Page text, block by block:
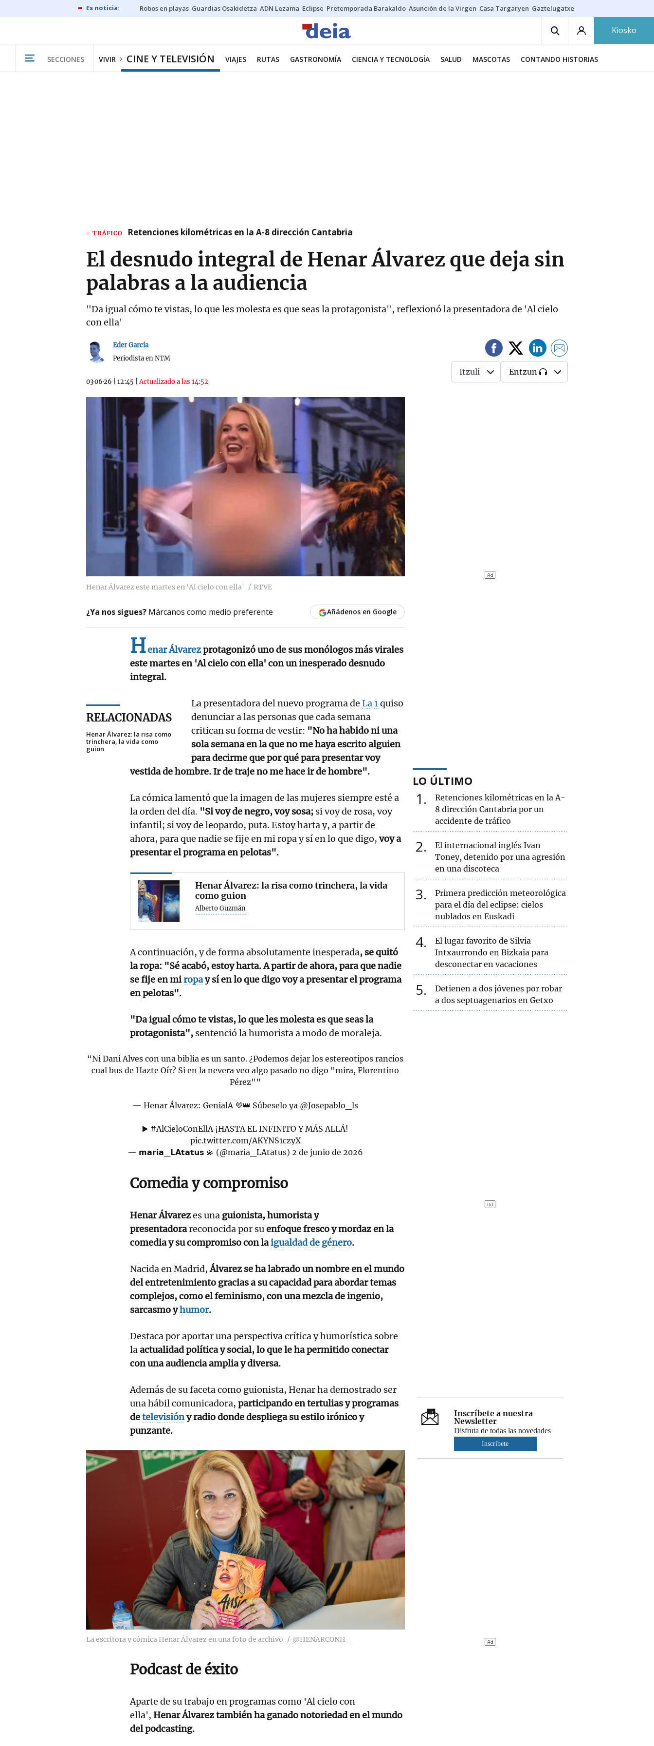
Robos en playas Guardias Osakidetza ADN Lezama Eclipse Pretemporada Barakaldo Asunción de la Virgen Casa Targaryen Gaztelugatxe
Kiosko
SECCIONES VIVIR CINE Y TELEVISIÓN VIAJES RUTAS GASTRONOMÍA CIENCIA Y TECNOLOGÍA SALUD MASCOTAS CONTANDO HISTORIAS
TRÁFICO Retenciones kilométricas en la A-8 dirección Cantabria
El desnudo integral de Henar Álvarez que deja sin
palabras a la audiencia
"Da igual cómo te vistas, lo que les molesta es que seas la protagonista", reflexionó la presentadora de 'Al cielo
con ella'
Eder García
Periodista en NTM
03·06·26 12:45 |Actualizado a las 14:52
Itzuli Entzun
Henar Álvarez este martes en 'Al cielo con ella' RTVE
¿Ya nos sigues? Márcanos como medio preferente Añádenos en Google
Henar Álvarezprotagonizó uno de sus monólogos más virales
este martes en 'Al cielo con ella' con un inesperado desnudo
integral.
RELACIONADAS
Henar Álvarez: la risa como
trinchera, la vida como
guion
La presentadora del nuevo programa deLa 1quiso
denunciar a las personas que cada semana
critican su forma de vestir: "No ha habido ni una
sola semana en la que no me haya escrito alguien
para decirme que por qué para presentar voy
vestida de hombre. Ir de traje no me hace ir de hombre".
La cómica lamentó que la imagen de las mujeres siempre esté a
la orden del día. "Si voy de negro, voy sosa; si voy de rosa, voy
infantil; si voy de leopardo, puta. Estoy harta y, a partir de
ahora, para que nadie se fije en mi ropa y sí en lo que digo, voy a
presentar el programa en pelotas".
Henar Álvarez: la risa como trinchera, la vida
como guion
Alberto Guzmán
A continuación, y de forma absolutamente inesperada, se quitó
la ropa: "Sé acabó, estoy harta. A partir de ahora, para que nadie
se fije en miropay sí en lo que digo voy a presentar el programa
en pelotas".
"Da igual cómo te vistas, lo que les molesta es que seas la
protagonista", sentenció la humorista a modo de moraleja.
“Ni Dani Alves con una biblia es un santo. ¿Podemos dejar los estereotipos rancios
cual bus de Hazte Oír? Si en la nevera veo algo pasado no digo "mira, Florentino
Pérez"”
— Henar Álvarez: GenialA 💜👑 Súbeselo ya @Josepablo_ls
▶️ #AlCieloConEllA ¡HASTA EL INFINITO Y MÁS ALLÁ!
pic.twitter.com/AKYNS1czyX
— 𝗺𝗮𝗿𝗶𝗮_𝗟𝗔𝘁𝗮𝘁𝘂𝘀 💫 (@maria_LAtatus) 2 de junio de 2026
Comedia y compromiso
Henar Álvarezes una guionista, humorista y
presentadorareconocida por suenfoque fresco y mordaz en la
comedia y su compromiso con laigualdad de género.
Nacida en Madrid,Álvarez se ha labrado un nombre en el mundo
del entretenimiento gracias a su capacidad para abordar temas
complejos, como el feminismo, con una mezcla de ingenio,
sarcasmo yhumor.
Destaca por aportar una perspectiva crítica y humorística sobre
laactualidad política y social, lo que le ha permitido conectar
con una audiencia amplia y diversa.
Además de su faceta como guionista, Henar ha demostrado ser
una hábil comunicadora, participando en tertulias y programas
detelevisióny radio donde despliega su estilo irónico y
punzante.
La escritora y cómica Henar Álvarez en una foto de archivo @HENARCONH_
Podcast de éxito
Aparte de su trabajo en programas como 'Al cielo con
ella', Henar Álvarez también ha ganado notoriedad en el mundo
del podcasting.
LO ÚLTIMO
1
Retenciones kilométricas en la A-
8 dirección Cantabria por un
accidente de tráfico
2
El internacional inglés Ivan
Toney, detenido por una agresión
en una discoteca
3
Primera predicción meteorológica
para el día del eclipse: cielos
nublados en Euskadi
4
El lugar favorito de Silvia
Intxaurrondo en Bizkaia para
desconectar en vacaciones
5
Detienen a dos jóvenes por robar
a dos septuagenarios en Getxo
Inscríbete a nuestra
Newsletter
Disfruta de todas las novedades
Inscríbete